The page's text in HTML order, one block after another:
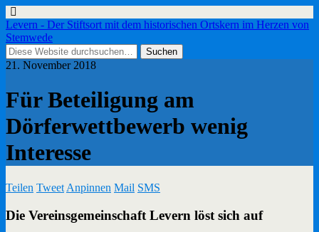
Levern - Der Stiftsort mit dem historischen Ortskern im Herzen von
Stemwede
21. November 2018
Für Beteiligung am
Dörferwettbewerb wenig
Interesse
Teilen Tweet Anpinnen Mail SMS
Die Vereinsgemeinschaft Levern löst sich auf